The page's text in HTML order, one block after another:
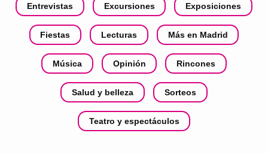
Entrevistas Excursiones Exposiciones
Fiestas Lecturas Más en Madrid
Música Opinión Rincones
Salud y belleza Sorteos
Teatro y espectáculos